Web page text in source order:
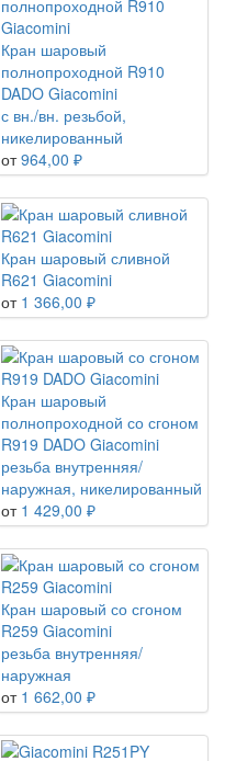
Кран шаровый
полнопроходной R910
DADO Giacomini
с вн./вн. резьбой,
никелированный
от 964,00 ₽
Кран шаровый сливной
R621 Giacomini
от 1 366,00 ₽
Кран шаровый
полнопроходной со сгоном
R919 DADO Giacomini
резьба внутренняя/
наружная, никелированный
от 1 429,00 ₽
Кран шаровый со сгоном
R259 Giacomini
резьба внутренняя/
наружная
от 1 662,00 ₽